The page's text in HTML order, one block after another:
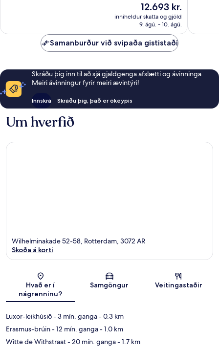
Verðið
er
12.693 kr.
12.693 kr.
inniheldur skatta og gjöld
9. ágú. - 10. ágú.
Samanburður við svipaða gististaði
Skráðu þig inn til að sjá gjaldgenga afslætti og ávinninga.
Meiri ávinningur fyrir meiri ævintýri!
Innskrá Skráðu þig, það er ókeypis
Um hverfið
Kort
Wilhelminakade 52-58, Rotterdam, 3072 AR
Skoða á korti
Hvað er í
nágrenninu?
Samgöngur Veitingastaðir
Luxor-leikhúsið- 3 mín. ganga- 0.3 km
Erasmus-brúin- 12 mín. ganga- 1.0 km
Witte de Withstraat- 20 mín. ganga- 1.7 km